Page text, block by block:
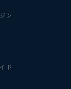
ン
ド